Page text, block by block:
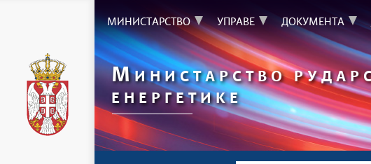
МИНИСТАРСТВО УПРАВЕ ДОКУМЕНТА
МИНИСТАРСТВО
ЕНЕРГЕТИКЕ